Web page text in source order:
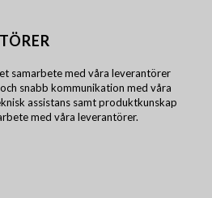
samarbete med våra leverantörer
snabb kommunikation med våra
assistans samt produktkunskap
med våra leverantörer.